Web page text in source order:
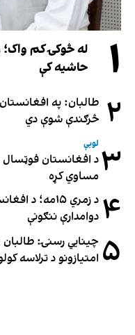
۱
له څوکۍ کم واک؛
حاشیه کې
۲ طالبان: په
څرګندې شوې دي
۳ لوبې
مساوي کړه
۴
د زمري ۱۵مه؛
دوامدارې ننګونې
۵ چینایي رسنۍ:
امتیازونو د ترلاسه